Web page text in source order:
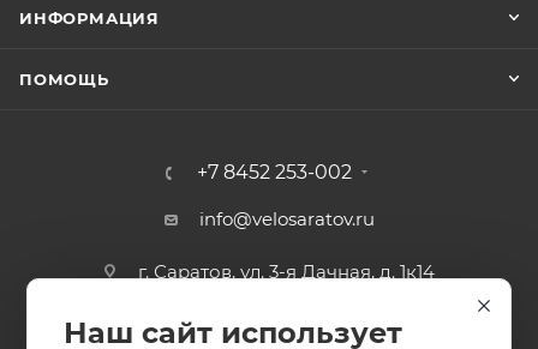
ИНФОРМАЦИЯ
ПОМОЩЬ
+7 8452 253-002
info@velosaratov.ru
г. Саратов, ул. 3-я Дачная, д. 1к14
Наш сайт использует